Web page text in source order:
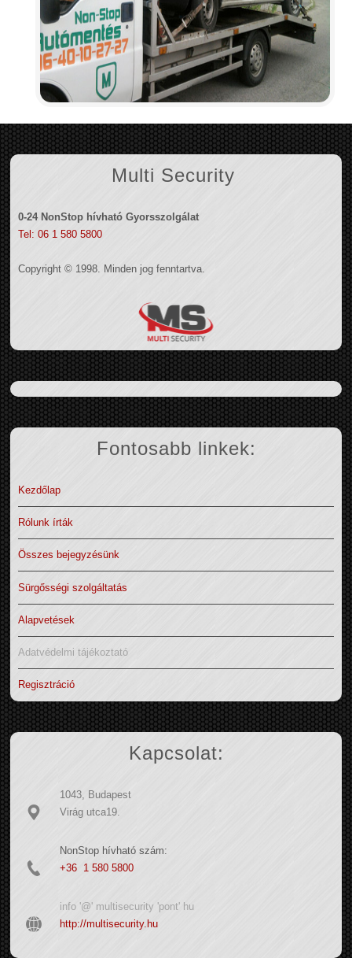
Multi Security
0-24 NonStop hívható Gyorsszolgálat
Tel: 06 1 580 5800
Copyright © 1998. Minden jog fenntartva.
Fontosabb linkek:
Kezdőlap
Rólunk írták
Összes bejegyzésünk
Sürgősségi szolgáltatás
Alapvetések
Adatvédelmi tájékoztató
Regisztráció
Kapcsolat:
1043, Budapest
Virág utca19.
NonStop hívható szám:
+36 1 580 5800
info '@' multisecurity 'pont' hu
http://multisecurity.hu